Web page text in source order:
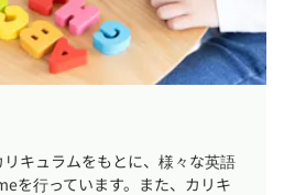
キュラムをもとに、様々な英語
を行っています。また、カリキ